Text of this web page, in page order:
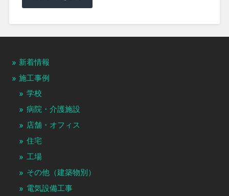
新着情報
施工事例
学校
病院・介護施設
店舗・オフィス
住宅
工場
その他（建築物別）
電気設備工事